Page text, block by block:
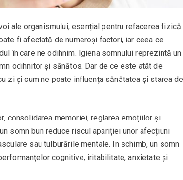
ale organismului, esențial pentru refacerea fizică
fi afectată de numeroși factori, iar ceea ce
în care ne odihnim. Igiena somnului reprezintă un
odihnitor și sănătos. Dar de ce este atât de
zi și cum ne poate influența sănătatea și starea de
consolidarea memoriei, reglarea emoțiilor și
somn bun reduce riscul apariției unor afecțiuni
sau tulburările mentale. În schimb, un somn
cognitive, iritabilitate, anxietate și